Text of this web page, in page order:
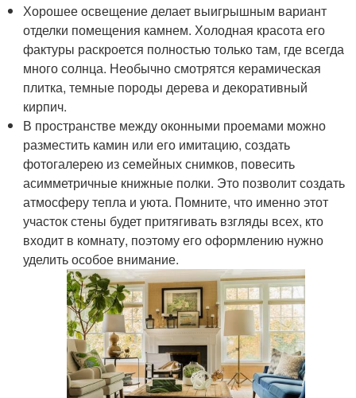
Хорошее освещение делает выигрышным вариант
отделки помещения камнем. Холодная красота его
фактуры раскроется полностью только там, где всегда
много солнца. Необычно смотрятся керамическая
плитка, темные породы дерева и декоративный
кирпич.
В пространстве между оконными проемами можно
разместить камин или его имитацию, создать
фотогалерею из семейных снимков, повесить
асимметричные книжные полки. Это позволит создать
атмосферу тепла и уюта. Помните, что именно этот
участок стены будет притягивать взгляды всех, кто
входит в комнату, поэтому его оформлению нужно
уделить особое внимание.